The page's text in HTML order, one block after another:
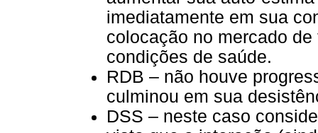
imediatamente em sua
colocação no mercado
condições de saúde.
RDB – não houve
culminou em sua
DSS – neste caso